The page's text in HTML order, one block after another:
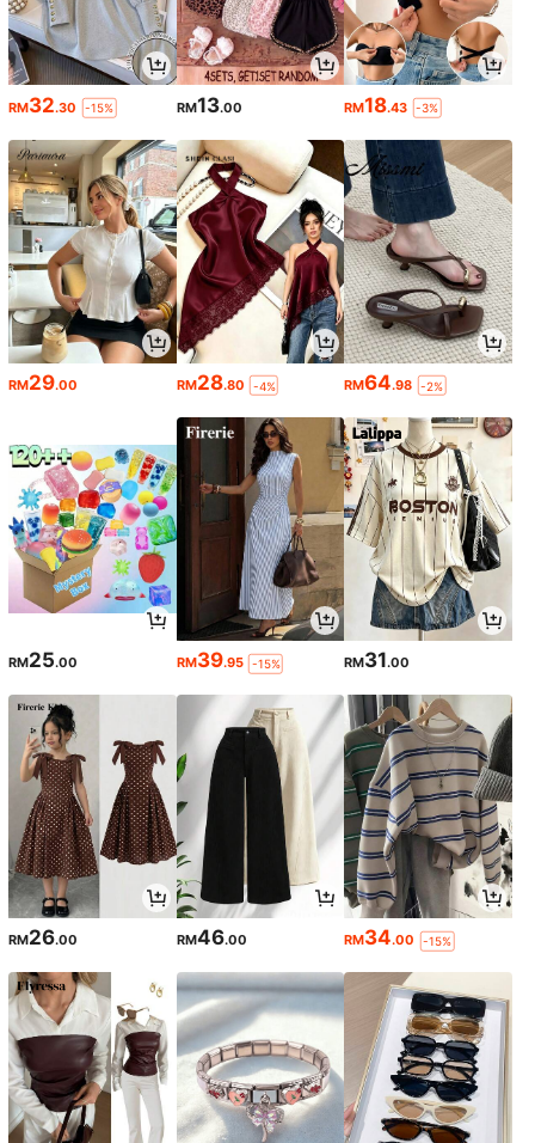
RM32.30 -15% RM13.00 RM18.43 -3%
RM29.00 RM28.80 -4% RM64.98 -2%
RM25.00 RM39.95 -15% RM31.00
RM26.00 RM46.00 RM34.00 -15%